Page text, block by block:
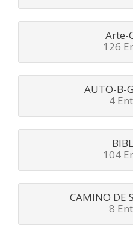
Arte-
126
AUTO-B-
4
104
CAMINO DE
8